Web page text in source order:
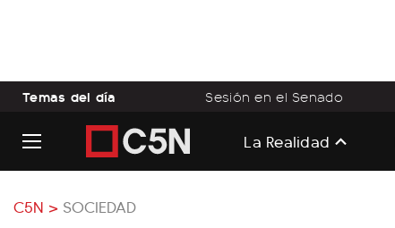
Temas del día Sesión en el Senado
La Realidad
C5N > SOCIEDAD